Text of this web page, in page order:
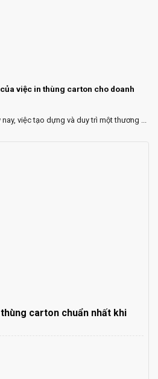
việc in thùng carton cho doanh
việc tạo dựng và duy trì một thương ...
carton chuẩn nhất khi